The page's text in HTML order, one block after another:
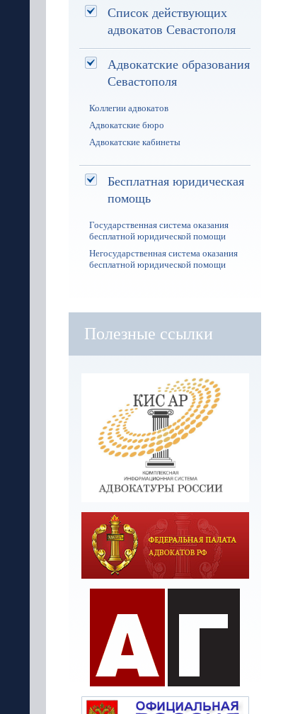
Список действующих
адвокатов Севастополя
Адвокатские образования
Севастополя
Коллегии адвокатов
Адвокатские бюро
Адвокатские кабинеты
Бесплатная юридическая
помощь
Государственная система оказания
бесплатной юридической помощи
Негосударственная система оказания
бесплатной юридической помощи
Полезные ссылки